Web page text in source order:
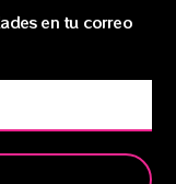
en tu correo